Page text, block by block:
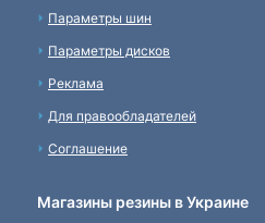
Параметры шин
Параметры дисков
Реклама
Для правообладателей
Соглашение
Магазины резины в Украине